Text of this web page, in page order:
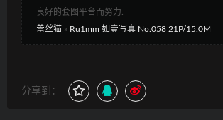
良好的套图平台而努力.
蕾丝猫 » Ru1mm 如壹写真 No.058 21P/15.0M
分享到：